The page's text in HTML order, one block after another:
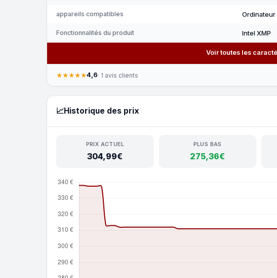
appareils compatibles
Fonctionnalités du produit Intel XMP
Voir toutes les
★★★★★4,6· 1 avis clients
📈Historique des prix
PRIX ACTUEL
304,99€
PLUS BAS
275,36€